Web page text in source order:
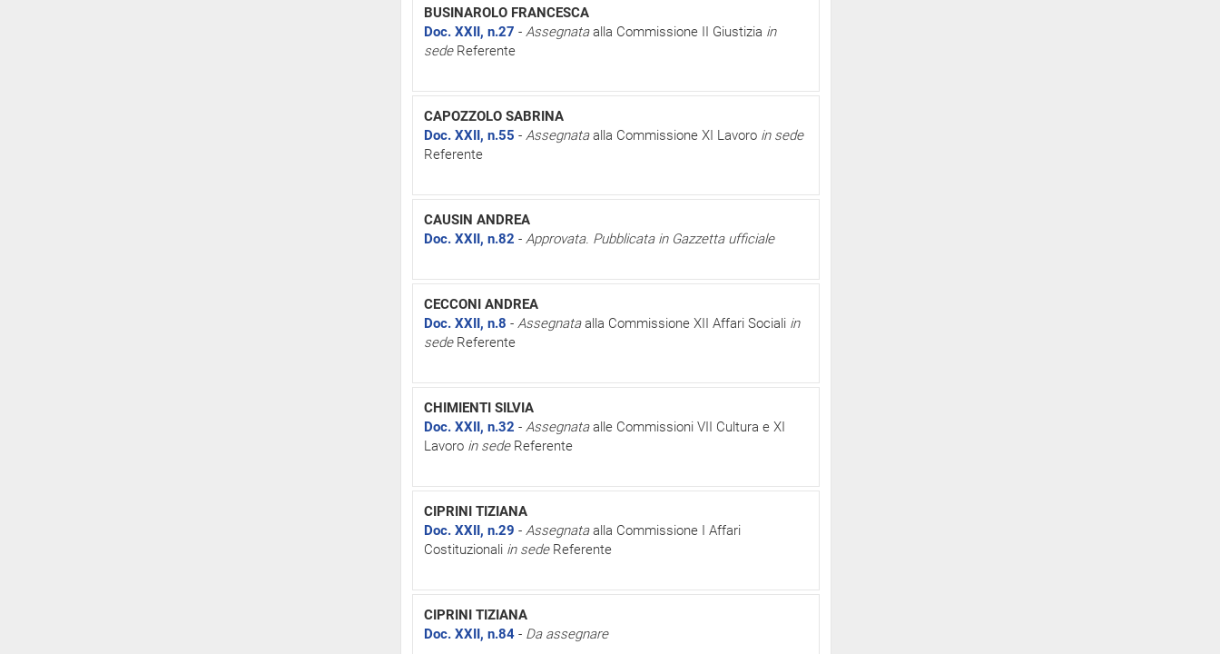
BUSINAROLO FRANCESCA
Doc. XXII, n.27 - Assegnataalla Commissione II Giustizia in
sedeReferente
CAPOZZOLO SABRINA
Doc. XXII, n.55 - Assegnataalla Commissione XI Lavoro in sede
Referente
CAUSIN ANDREA
Doc. XXII, n.82 - Approvata. Pubblicata in Gazzetta ufficiale
CECCONI ANDREA
Doc. XXII, n.8 - Assegnataalla Commissione XII Affari Sociali in
sedeReferente
CHIMIENTI SILVIA
Doc. XXII, n.32 - Assegnataalle Commissioni VII Cultura e XI
Lavoro in sedeReferente
CIPRINI TIZIANA
Doc. XXII, n.29 - Assegnataalla Commissione I Affari
Costituzionali in sedeReferente
CIPRINI TIZIANA
Doc. XXII, n.84 - Da assegnare